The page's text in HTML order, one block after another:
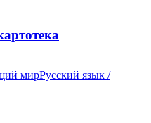
мирРусский язык /